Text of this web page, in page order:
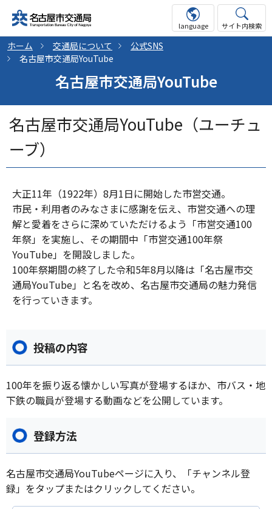
language サイト内検索
ホーム 交通局について
公式SNS
名古屋市交通局YouTube
名古屋市交通局YouTube
名古屋市交通局YouTube（ユーチュ
ーブ）
大正11年（1922年）8月1日に開始した市営交通。
市民・利用者のみなさまに感謝を伝え、市営交通への理
解と愛着をさらに深めていただけるよう「市営交通100
年祭」を実施し、その期間中「市営交通100年祭
YouTube」を開設しました。
100年祭期間の終了した令和5年8月以降は「名古屋市交
通局YouTube」と名を改め、名古屋市交通局の魅力発信
を行っていきます。
投稿の内容
100年を振り返る懐かしい写真が登場するほか、市バス・地
下鉄の職員が登場する動画などを公開しています。
登録方法
名古屋市交通局YouTubeページに入り、「チャンネル登
録」をタップまたはクリックしてください。